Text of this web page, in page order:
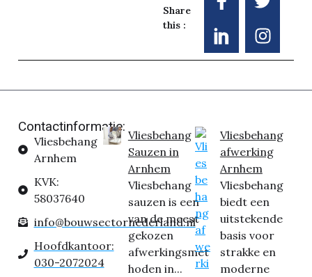
Share
this :
Contactinformatie:
Vliesbehang
Arnhem
KVK:
58037640
info@bouwsectornederland.nl
Hoofdkantoor:
030-2072024
Vliesbehang
Sauzen in
Arnhem
Vliesbehang
sauzen is een
van de meest
gekozen
afwerkingsmet
hoden in...
Vliesbehang
afwerking
Arnhem
Vliesbehang
biedt een
uitstekende
basis voor
strakke en
moderne